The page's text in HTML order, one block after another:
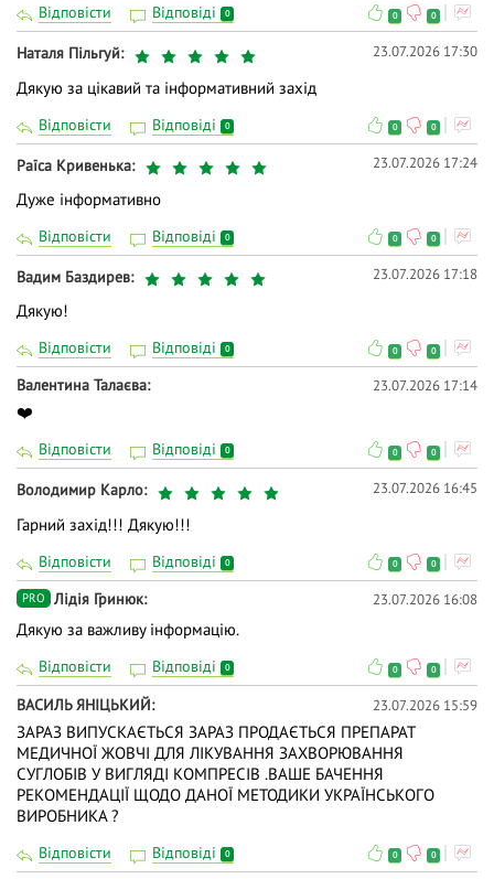
Відповісти Відповіді 0 0 0
Наталя Пільгуй 23.07.2026 17:30
Дякую за цікавий та інформативний захід
Відповісти Відповіді 0 0 0
Раїса Кривенька 23.07.2026 17:24
Дуже інформативно
Відповісти Відповіді 0 0 0
Вадим Баздирев 23.07.2026 17:18
Дякую!
Відповісти Відповіді 0 0 0
Валентина Талаєва 23.07.2026 17:14
❤️
Відповісти Відповіді 0 0 0
Володимир Карло 23.07.2026 16:45
Гарний захід!!! Дякую!!!
Відповісти Відповіді 0 0 0
PRO Лідія Гринюк 23.07.2026 16:08
Дякую за важливу інформацію.
Відповісти Відповіді 0 0 0
ВАСИЛЬ ЯНІЦЬКИЙ 23.07.2026 15:59
ЗАРАЗ ВИПУСКАЄТЬСЯ ЗАРАЗ ПРОДАЄТЬСЯ ПРЕПАРАТ
МЕДИЧНОЇ ЖОВЧІ ДЛЯ ЛІКУВАННЯ ЗАХВОРЮВАННЯ
СУГЛОБІВ У ВИГЛЯДІ КОМПРЕСІВ .ВАШЕ БАЧЕННЯ
РЕКОМЕНДАЦІЇ ЩОДО ДАНОЇ МЕТОДИКИ УКРАЇНСЬКОГО
ВИРОБНИКА ?
Відповісти Відповіді 0 0 0